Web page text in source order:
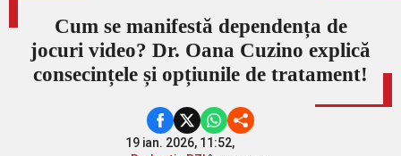
Cum se manifestă dependența de
jocuri video? Dr. Oana Cuzino explică
consecințele și opțiunile de tratament!
19 ian. 2026, 11:52,